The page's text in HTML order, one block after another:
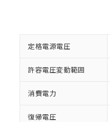
定格電源電圧
許容電圧変動範囲
消費電力
復帰電圧